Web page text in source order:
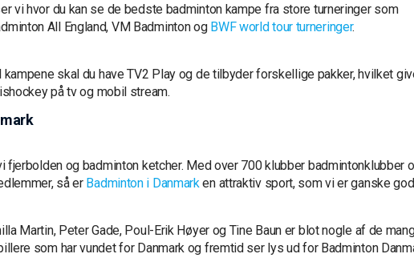
vi hvor du kan se de bedste badminton kampe fra store turneringer som
All England, VM Badminton og BWF world tour turneringer.
kampene skal du have TV2 Play og de tilbyder forskellige pakker, hvilket
på tv og mobil stream.
fjerbolden og badminton ketcher. Med over 700 klubber badmintonklubber
så er Badminton i Danmark en attraktiv sport, som vi er ganske
Martin, Peter Gade, Poul-Erik Høyer og Tine Baun er blot nogle af de
som har vundet for Danmark og fremtid ser lys ud for Badminton